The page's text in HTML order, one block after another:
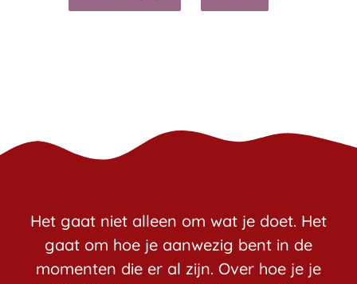
Het gaat niet alleen om wat je doet. Het
gaat om hoe je aanwezig bent in de
momenten die er al zijn. Over hoe je je